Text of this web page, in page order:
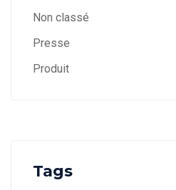
Non classé
Presse
Produit
Tags